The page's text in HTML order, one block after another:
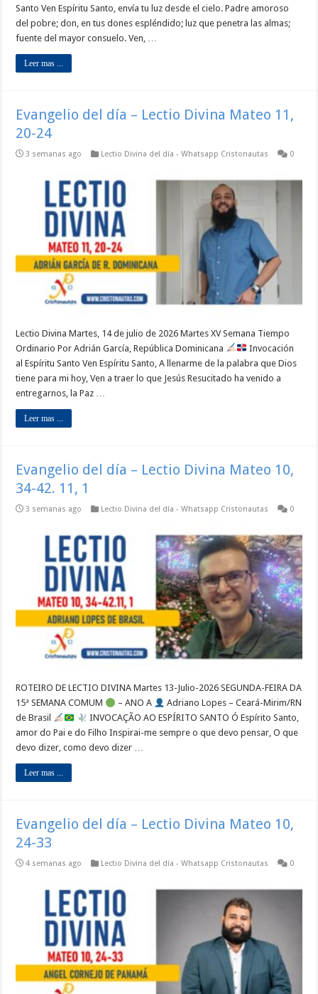
Santo Ven Espíritu Santo, envía tu luz desde el cielo. Padre amoroso
del pobre; don, en tus dones espléndido; luz que penetra las almas;
fuente del mayor consuelo. Ven, …
Leer mas ...
Evangelio del día – Lectio Divina Mateo 11,
20-24
3 semanas ago Lectio Divina del día - Whatsapp Cristonautas 0
Lectio Divina Martes, 14 de julio de 2026 Martes XV Semana Tiempo
Ordinario Por Adrián García, República Dominicana
Invocación
al Espíritu Santo Ven Espíritu Santo, A llenarme de la palabra que Dios
tiene para mi hoy, Ven a traer lo que Jesús Resucitado ha venido a
entregarnos, la Paz …
Leer mas ...
Evangelio del día – Lectio Divina Mateo 10,
34-42. 11, 1
3 semanas ago Lectio Divina del día - Whatsapp Cristonautas 0
ROTEIRO DE LECTIO DIVINA Martes 13-Julio-2026 SEGUNDA-FEIRA DA
15ª SEMANA COMUM
– ANO A
Adriano Lopes – Ceará-Mirim/RN
de Brasil
INVOCAÇÃO AO ESPÍRITO SANTO Ó Espírito Santo,
amor do Pai e do Filho Inspirai-me sempre o que devo pensar, O que
devo dizer, como devo dizer …
Leer mas ...
Evangelio del día – Lectio Divina Mateo 10,
24-33
4 semanas ago Lectio Divina del día - Whatsapp Cristonautas 0